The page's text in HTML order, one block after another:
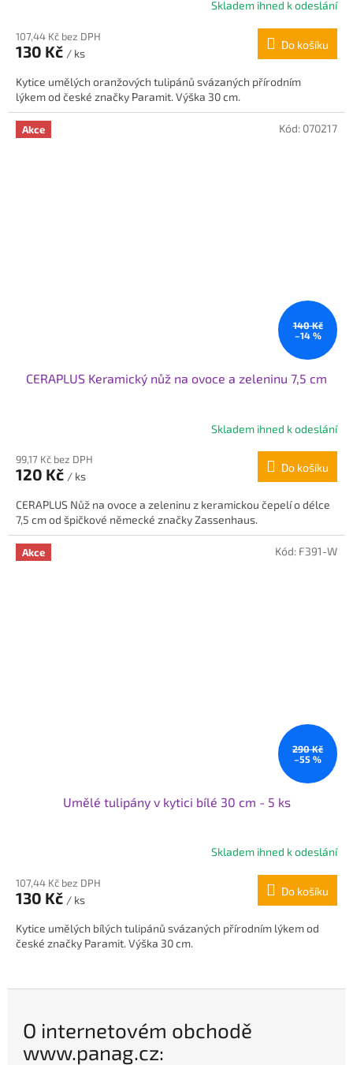
produktu
je
z
5
hvězdiček.
Skladem ihned k odeslání
107,44 Kč bez DPH
130 Kč / ks
Do košíku
Kytice umělých oranžových tulipánů svázaných přírodním
lýkem od české značky Paramit. Výška 30 cm.
Akce
140 Kč
–14 %
CERAPLUS Keramický nůž na ovoce a zeleninu 7,5 cm
Skladem ihned k odeslání
99,17 Kč bez DPH
120 Kč / ks
Do košíku
CERAPLUS Nůž na ovoce a zeleninu z keramickou čepelí o délce
7,5 cm od špičkové německé značky Zassenhaus.
Kód: 070217
Akce
290 Kč
–55 %
Umělé tulipány v kytici bílé 30 cm - 5 ks
produktu
je
z
5
Skladem ihned k odeslání
107,44 Kč bez DPH
130 Kč / ks
Do košíku
Kytice umělých bílých tulipánů svázaných přírodním lýkem od
české značky Paramit. Výška 30 cm.
Kód: F391-W
O internetovém obchodě
www.panag.cz: